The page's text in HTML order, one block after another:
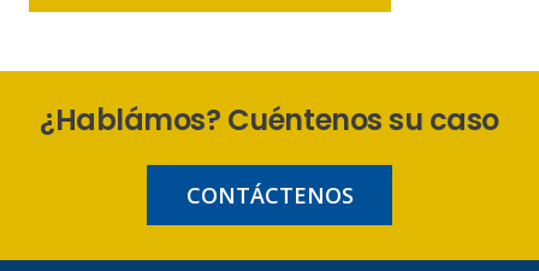
¿Hablámos? Cuéntenos su caso
CONTÁCTENOS